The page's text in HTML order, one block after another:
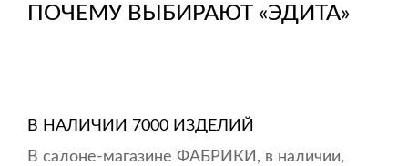
ПОЧЕМУ ВЫБИРАЮТ «ЭДИТА»
В НАЛИЧИИ 7000 ИЗДЕЛИЙ
В салоне-магазине ФАБРИКИ, в наличии,